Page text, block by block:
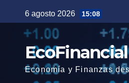
al
contenido
6 agosto 2026 15:08
EcoFinancial
Economía y Finanzas